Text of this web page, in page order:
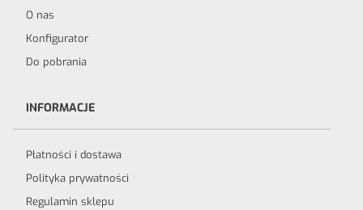
O nas
Konfigurator
Do pobrania
INFORMACJE
Płatności i dostawa
Polityka prywatności
Regulamin sklepu